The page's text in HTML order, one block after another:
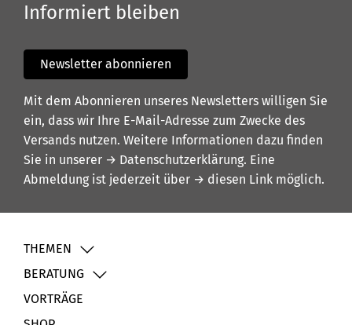
Informiert bleiben
Newsletter abonnieren
Mit dem Abonnieren unseres Newsletters willigen Sie
ein, dass wir Ihre E-Mail-Adresse zum Zwecke des
Versands nutzen. Weitere Informationen dazu finden
Sie in unserer → Datenschutzerklärung. Eine
Abmeldung ist jederzeit über → diesen Link möglich.
THEMEN
BERATUNG
VORTRÄGE